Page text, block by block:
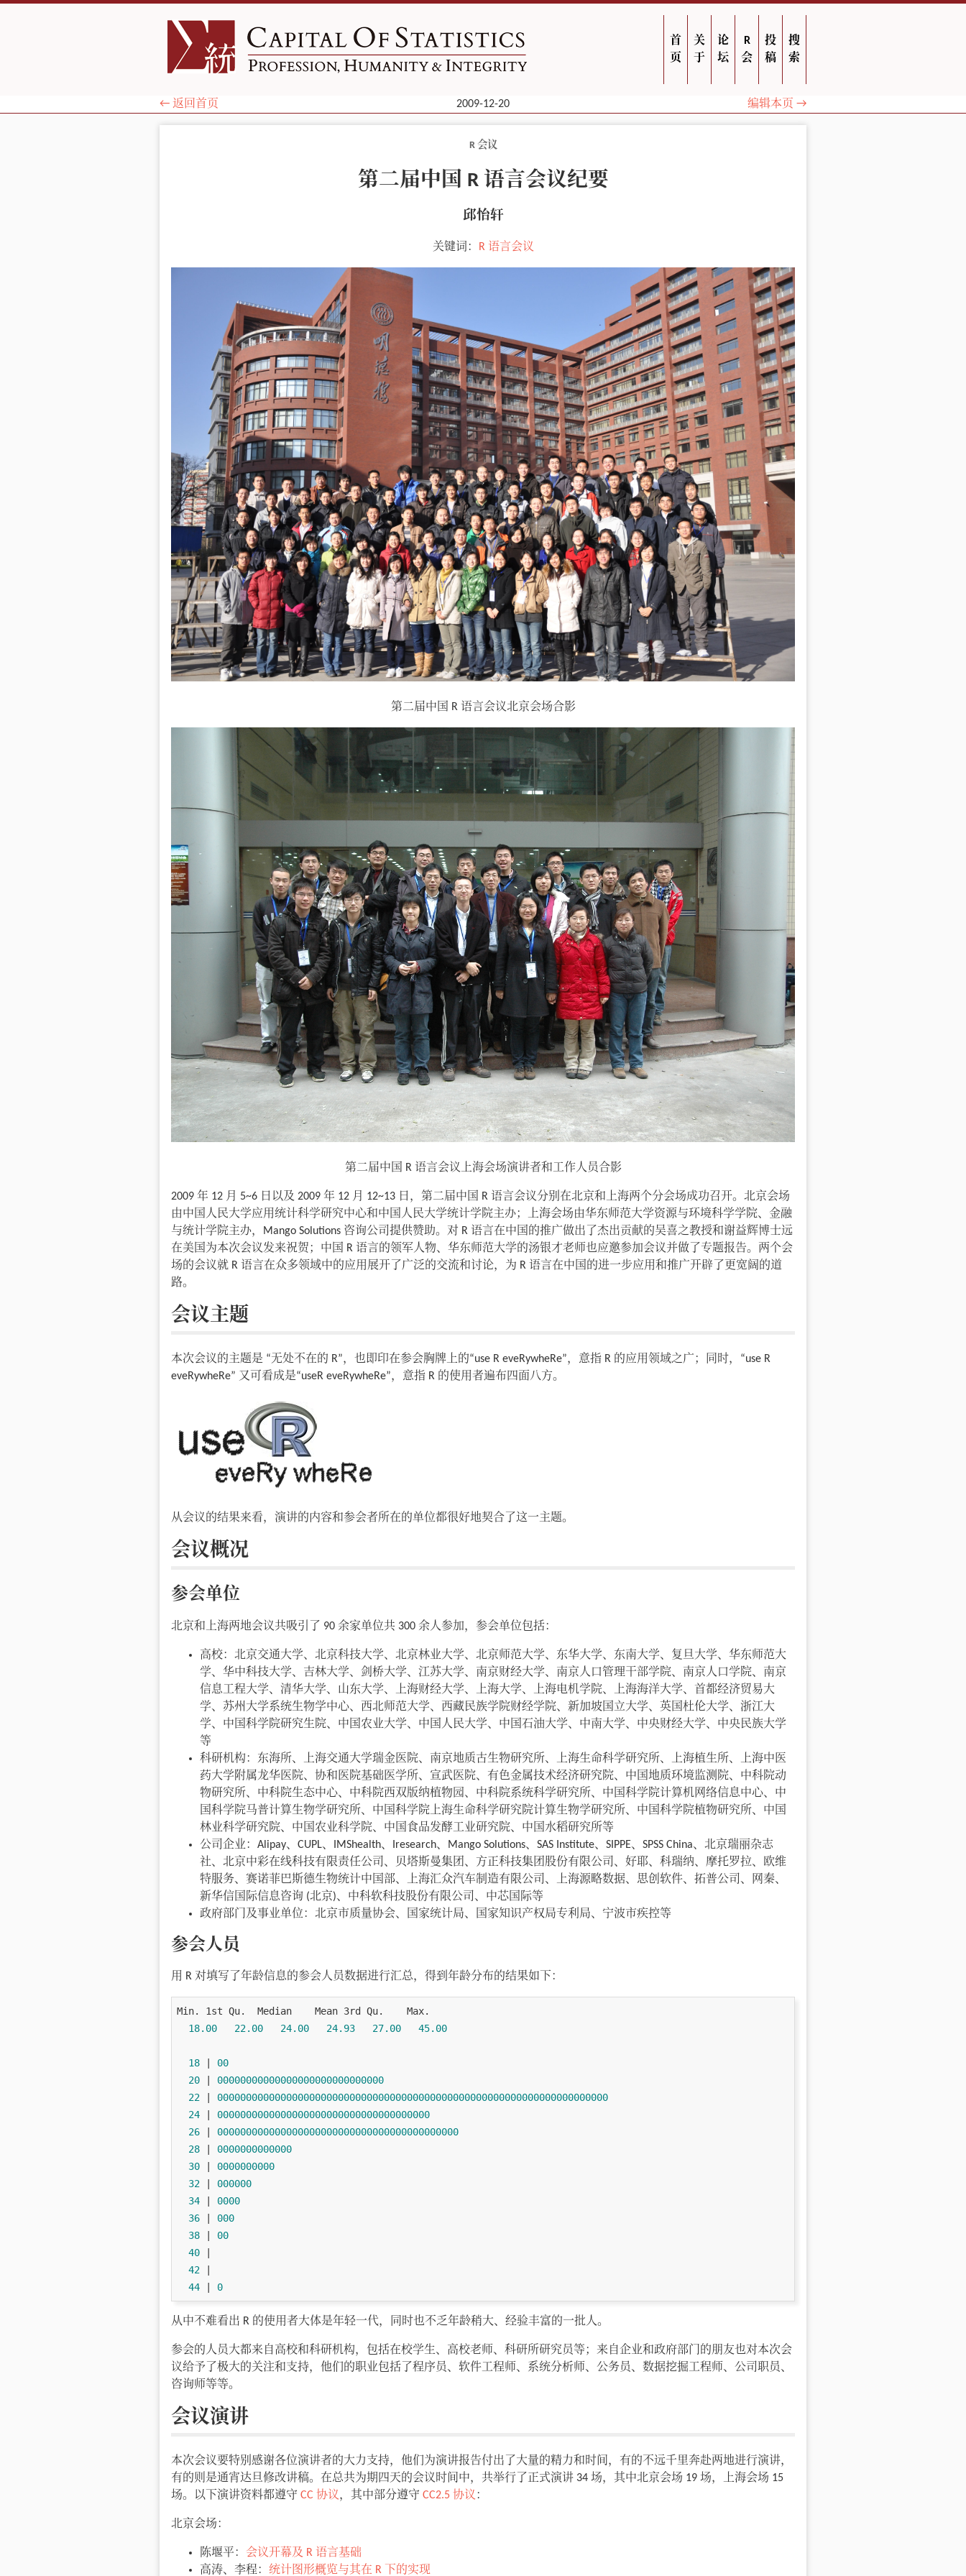
首
页
关
于
论
坛
R
会
投
稿
搜
索
← 返回首页 2009-12-20 编辑本页 →
R 会议
第二届中国 R 语言会议纪要
邱怡轩
关键词： R 语言会议
第二届中国 R 语言会议北京会场合影
第二届中国 R 语言会议上海会场演讲者和工作人员合影
2009 年 12 月 5~6 日以及 2009 年 12 月 12~13 日，第二届中国 R 语言会议分别在北京和上海两个分会场成功召开。北京会场
由中国人民大学应用统计科学研究中心和中国人民大学统计学院主办；上海会场由华东师范大学资源与环境科学学院、金融
与统计学院主办，Mango Solutions 咨询公司提供赞助。对 R 语言在中国的推广做出了杰出贡献的吴喜之教授和谢益辉博士远
在美国为本次会议发来祝贺；中国 R 语言的领军人物、华东师范大学的汤银才老师也应邀参加会议并做了专题报告。两个会
场的会议就 R 语言在众多领域中的应用展开了广泛的交流和讨论，为 R 语言在中国的进一步应用和推广开辟了更宽阔的道
路。
会议主题
本次会议的主题是 “无处不在的 R”，也即印在参会胸牌上的“use R eveRywheRe”，意指 R 的应用领域之广；同时，“use R
eveRywheRe” 又可看成是“useR eveRywheRe”，意指 R 的使用者遍布四面八方。
从会议的结果来看，演讲的内容和参会者所在的单位都很好地契合了这一主题。
会议概况
参会单位
北京和上海两地会议共吸引了 90 余家单位共 300 余人参加，参会单位包括：
高校：北京交通大学、北京科技大学、北京林业大学、北京师范大学、东华大学、东南大学、复旦大学、华东师范大
学、华中科技大学、吉林大学、剑桥大学、江苏大学、南京财经大学、南京人口管理干部学院、南京人口学院、南京
信息工程大学、清华大学、山东大学、上海财经大学、上海大学、上海电机学院、上海海洋大学、首都经济贸易大
学、苏州大学系统生物学中心、西北师范大学、西藏民族学院财经学院、新加坡国立大学、英国杜伦大学、浙江大
学、中国科学院研究生院、中国农业大学、中国人民大学、中国石油大学、中南大学、中央财经大学、中央民族大学
等
科研机构：东海所、上海交通大学瑞金医院、南京地质古生物研究所、上海生命科学研究所、上海植生所、上海中医
药大学附属龙华医院、协和医院基础医学所、宣武医院、有色金属技术经济研究院、中国地质环境监测院、中科院动
物研究所、中科院生态中心、中科院西双版纳植物园、中科院系统科学研究所、中国科学院计算机网络信息中心、中
国科学院马普计算生物学研究所、中国科学院上海生命科学研究院计算生物学研究所、中国科学院植物研究所、中国
林业科学研究院、中国农业科学院、中国食品发酵工业研究院、中国水稻研究所等
公司企业：Alipay、CUPL、IMShealth、Iresearch、Mango Solutions、SAS Institute、SIPPE、SPSS China、北京瑞丽杂志
社、北京中彩在线科技有限责任公司、贝塔斯曼集团、方正科技集团股份有限公司、好耶、科瑞纳、摩托罗拉、欧维
特服务、赛诺菲巴斯德生物统计中国部、上海汇众汽车制造有限公司、上海源略数据、思创软件、拓普公司、网秦、
新华信国际信息咨询 (北京)、中科软科技股份有限公司、中芯国际等
政府部门及事业单位：北京市质量协会、国家统计局、国家知识产权局专利局、宁波市疾控等
参会人员
用 R 对填写了年龄信息的参会人员数据进行汇总，得到年龄分布的结果如下：
Min. 1st Qu.  Median    Mean 3rd Qu.    Max.
18.00
22.00 24.00 24.93 27.00 45.00
18 | 00
20 | 00000000000000000000000000000
22 | 00000000000000000000000000000000000000000000000000000000000000000000
24 | 0000000000000000000000000000000000000
26 | 000000000000000000000000000000000000000000
28 | 0000000000000
30 | 0000000000
32 | 000000
34 | 0000
36 | 000
38 | 00
40 |
42 |
44 | 0
从中不难看出 R 的使用者大体是年轻一代，同时也不乏年龄稍大、经验丰富的一批人。
参会的人员大都来自高校和科研机构，包括在校学生、高校老师、科研所研究员等；来自企业和政府部门的朋友也对本次会
议给予了极大的关注和支持，他们的职业包括了程序员、软件工程师、系统分析师、公务员、数据挖掘工程师、公司职员、
咨询师等等。
会议演讲
本次会议要特别感谢各位演讲者的大力支持，他们为演讲报告付出了大量的精力和时间，有的不远千里奔赴两地进行演讲，
有的则是通宵达旦修改讲稿。在总共为期四天的会议时间中，共举行了正式演讲 34 场，其中北京会场 19 场，上海会场 15
场。以下演讲资料都遵守 CC 协议，其中部分遵守 CC2.5 协议：
北京会场：
陈堰平： 会议开幕及 R 语言基础
高涛、李程： 统计图形概览与其在 R 下的实现